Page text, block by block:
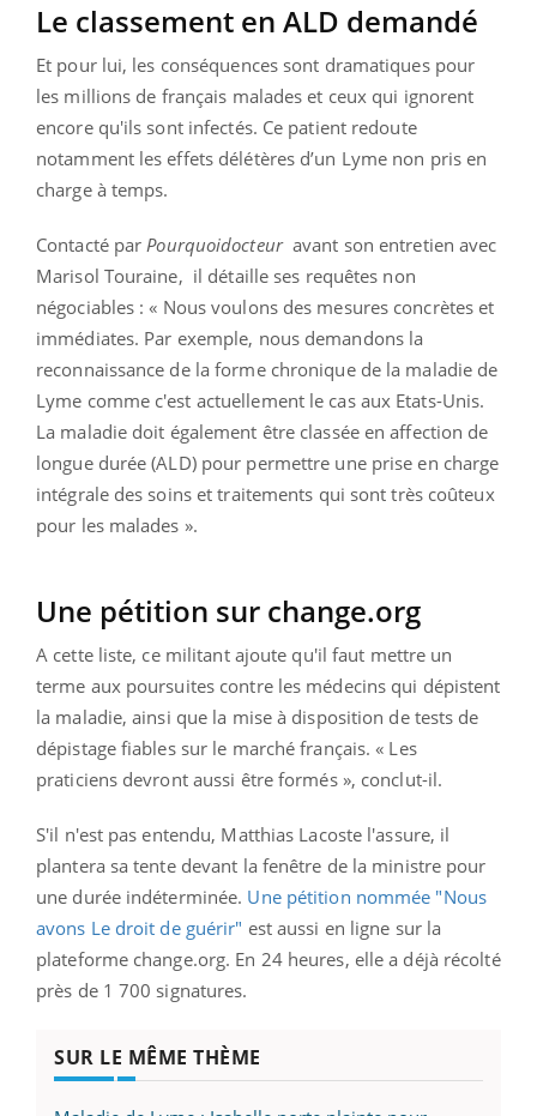
Le classement en ALD demandé
Et pour lui, les conséquences sont dramatiques pour
les millions de français malades et ceux qui ignorent
encore qu'ils sont infectés. Ce patient redoute
notamment les effets délétères d’un Lyme non pris en
charge à temps.
Contacté parPourquoidocteuravant son entretien avec
Marisol Touraine, il détaille ses requêtes non
négociables : « Nous voulons des mesures concrètes et
immédiates. Par exemple, nous demandons la
reconnaissance de la forme chronique de la maladie de
Lyme comme c'est actuellement le cas aux Etats-Unis.
La maladie doit également être classée en affection de
longue durée (ALD) pour permettre une prise en charge
intégrale des soins et traitements qui sont très coûteux
pour les malades ».
Une pétition sur change.org
A cette liste, ce militant ajoute qu'il faut mettre un
terme aux poursuites contre les médecins qui dépistent
la maladie, ainsi que la mise à disposition de tests de
dépistage fiables sur le marché français. « Les
praticiens devront aussi être formés », conclut-il.
S'il n'est pas entendu, Matthias Lacoste l'assure, il
plantera sa tente devant la fenêtre de la ministre pour
une durée indéterminée. Une pétition nommée "Nous
avons Le droit de guérir" est aussi en ligne sur la
plateforme change.org. En 24 heures, elle a déjà récolté
près de 1 700 signatures.
SUR LE MÊME THÈME